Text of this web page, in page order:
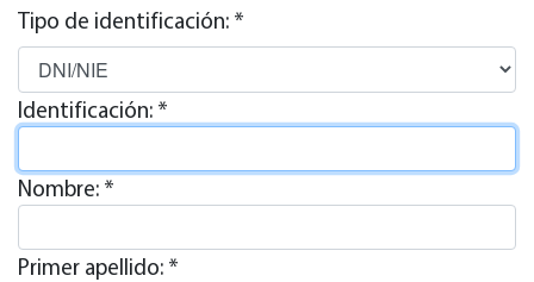
Tipo de identificación: *
Identificación: *
Nombre: *
Primer apellido: *